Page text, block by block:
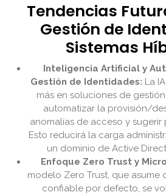
Tendencias
Gestión de
Sistemas
Inteligencia Artificial y
Gestión de Identidades: La
más en soluciones de
automatizar la provisión/
anomalías de acceso y
Esto reducirá la carga
un dominio de Active
Enfoque Zero Trust y
modelo Zero Trust, que asume
confiable por defecto, se